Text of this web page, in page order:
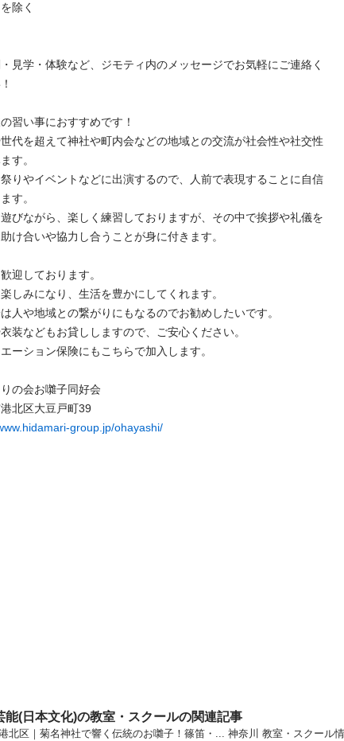
除く
見学・体験など、ジモティ内のメッセージでお気軽にご連絡く
習い事におすすめです！
代を超えて神社や町内会などの地域との交流が社会性や社交性
す。
祭りやイベントなどに出演するので、人前で表現することに自信
す。
びながら、楽しく練習しておりますが、その中で挨拶や礼儀を
け合いや協力し合うことが身に付きます。
迎しております。
しみになり、生活を豊かにしてくれます。
人や地域との繋がりにもなるのでお勧めしたいです。
装などもお貸ししますので、ご安心ください。
ーション保険にもこちらで加入します。
の会お囃子同好会
group.jp/ohayashi/
能(日本文化)の教室・スクールの関連記事
北区｜菊名神社で響く伝統のお囃子！篠笛・... 神奈川 教室・スクール